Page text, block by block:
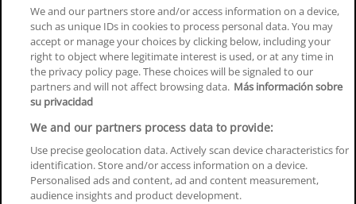
Centros
Orientación
Quiénes somos
Contacta
Política de Privacidad
Política de Cookies
Canal Ético
We and our partners store and/or access information on a device,
such as unique IDs in cookies to process personal data. You may
accept or manage your choices by clicking below, including your
right to object where legitimate interest is used, or at any time in
the privacy policy page. These choices will be signaled to our
partners and will not affect browsing data. Más información sobre
su privacidad
We and our partners process data to provide:
Use precise geolocation data. Actively scan device characteristics for
identification. Store and/or access information on a device.
Personalised ads and content, ad and content measurement,
audience insights and product development.